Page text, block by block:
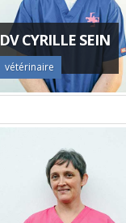
DV CYRILLE SEIN
vétérinaire